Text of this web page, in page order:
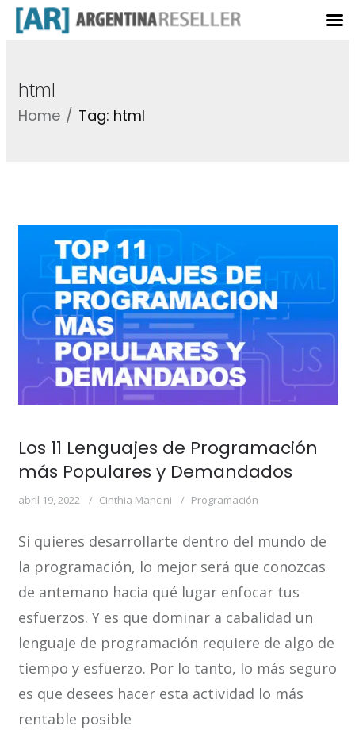
html
Home Tag: html
Los 11 Lenguajes de Programación
más Populares y Demandados
abril 19, 2022 Cinthia Mancini Programación
Si quieres desarrollarte dentro del mundo de
la programación, lo mejor será que conozcas
de antemano hacia qué lugar enfocar tus
esfuerzos. Y es que dominar a cabalidad un
lenguaje de programación requiere de algo de
tiempo y esfuerzo. Por lo tanto, lo más seguro
es que desees hacer esta actividad lo más
rentable posible